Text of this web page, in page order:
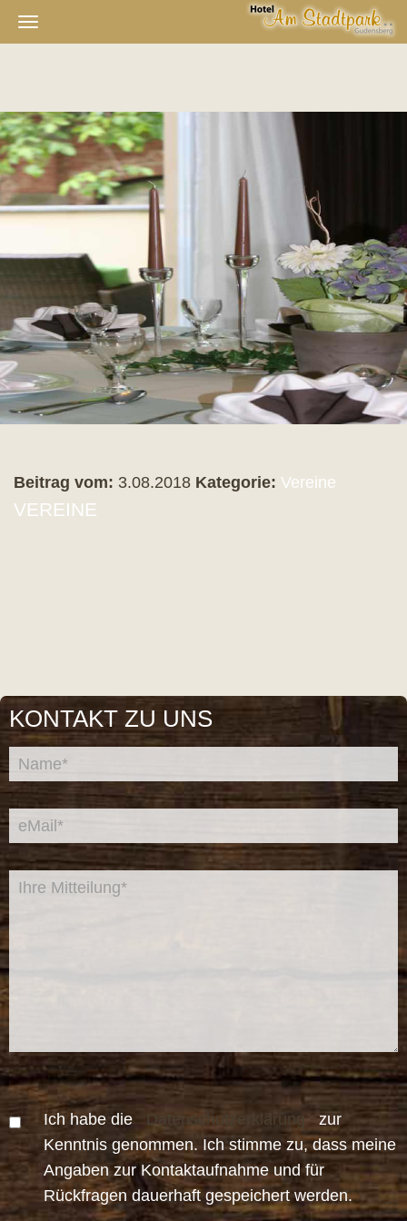
Navigation
Beitrag vom: 3.08.2018 Kategorie: Vereine
VEREINE
KONTAKT ZU UNS
Ich habe die Datenschutzerklärung zur
Kenntnis genommen. Ich stimme zu, dass meine
Angaben zur Kontaktaufnahme und für
Rückfragen dauerhaft gespeichert werden.